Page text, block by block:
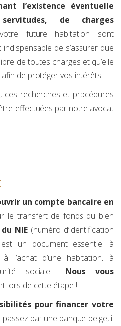
l’existence éventuelle
de charges
future habitation sont
de s’assurer que
de toutes charges et qu’elle
de protéger vos intérêts.
ces recherches et procédures
effectuées par notre avocat
un compte bancaire en
le transfert de fonds du bien
NIE (numéro d’identification
un document essentiel à
à l’achat d’une habitation, à
sociale… Nous vous
lors de cette étape !
pour financer votre
par une banque belge, il